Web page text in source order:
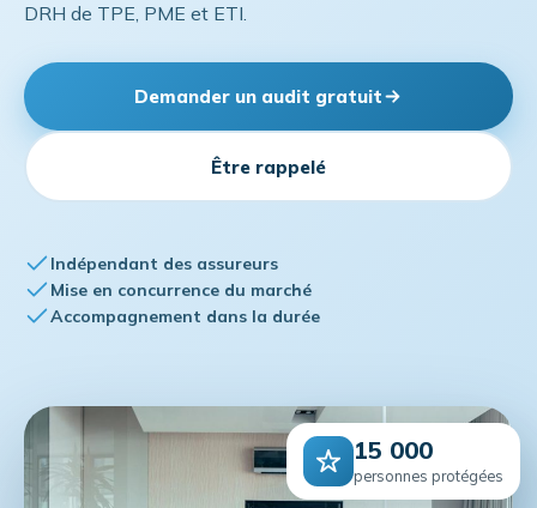
DRH de TPE, PME et ETI.
Demander un audit gratuit
Être rappelé
Indépendant des assureurs
Mise en concurrence du marché
Accompagnement dans la durée
15 000
personnes protégées